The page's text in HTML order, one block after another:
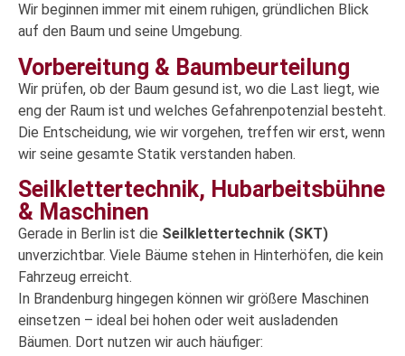
Wir beginnen immer mit einem ruhigen, gründlichen Blick
auf den Baum und seine Umgebung.
Vorbereitung & Baumbeurteilung
Wir prüfen, ob der Baum gesund ist, wo die Last liegt, wie
eng der Raum ist und welches Gefahrenpotenzial besteht.
Die Entscheidung, wie wir vorgehen, treffen wir erst, wenn
wir seine gesamte Statik verstanden haben.
Seilklettertechnik, Hubarbeitsbühne
& Maschinen
Gerade in Berlin ist die Seilklettertechnik (SKT)
unverzichtbar. Viele Bäume stehen in Hinterhöfen, die kein
Fahrzeug erreicht.
In Brandenburg hingegen können wir größere Maschinen
einsetzen – ideal bei hohen oder weit ausladenden
Bäumen. Dort nutzen wir auch häufiger: